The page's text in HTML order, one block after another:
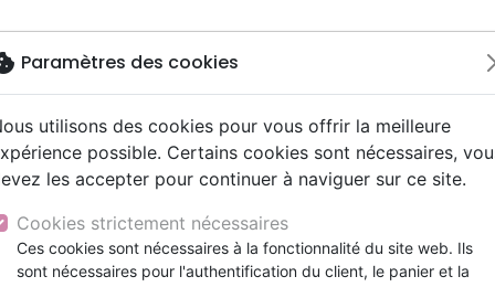
NouveautésBibles
Français courant
Parole de Vie
Bibles d'étude
Bibles audio
Nouveaux Testaments
Livres
société, politique
adoration, louange
spirituel
Personne, santé
Israël, Messianique
Evangelisation
Formation
Jeunesse
9 - 12 ans
jeunes
jeunesse
Prières, méditations
Livres d'activités
CD Jeunesse
hop
Noël, Musique de fête
Compilations
Rock
vraies, témoignages
reportages
Concerts, spectacles
Enseignement, conférences
cadeaux Jeux
"Aime la vie..."
Tote bag "Aime la vie..."
Paramètres des cookies
utilisons des cookies pour vous offrir la meilleure
possible. Certains cookies sont nécessaires,
les accepter pour continuer à naviguer sur ce site.
Cookies strictement nécessaires
Ces cookies sont nécessaires à la fonctionnalité du site web. Ils
sont nécessaires pour l'authentification du client, le panier et la